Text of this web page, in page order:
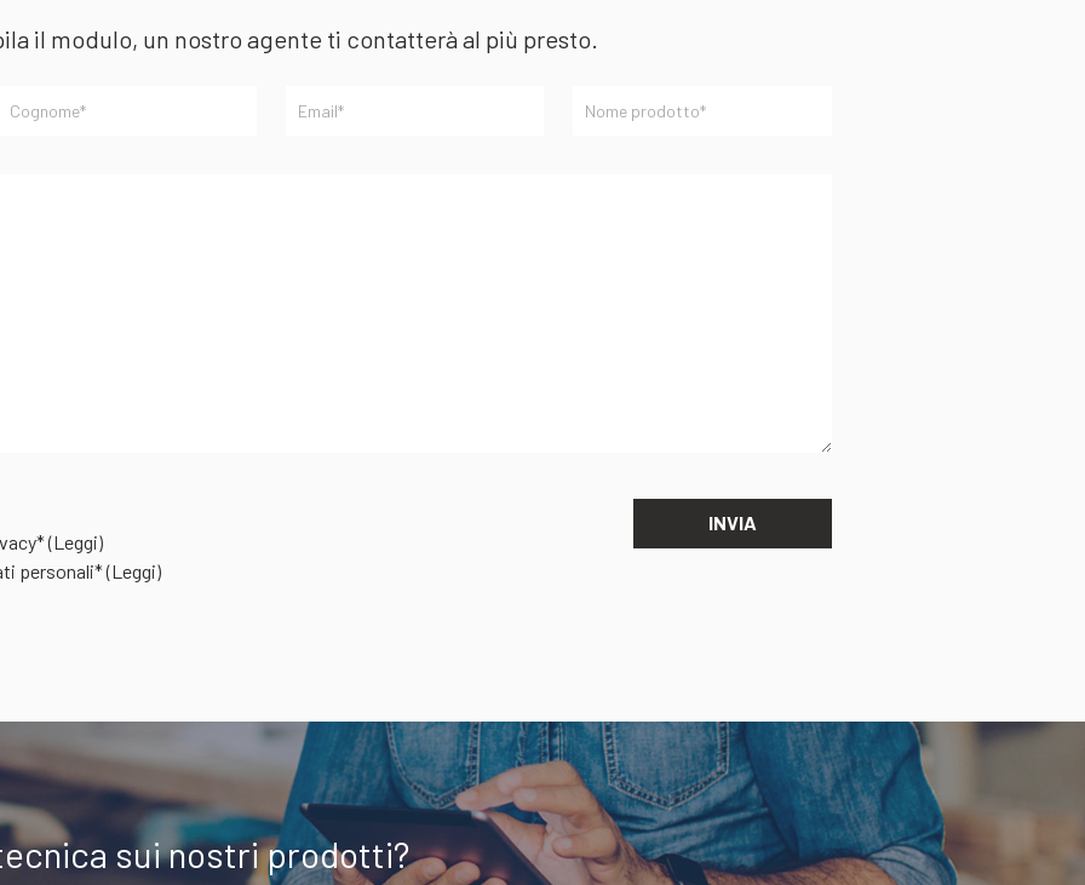
il modulo, un nostro agente ti contatterà al più presto.
(Leggi)
personali*(Leggi)
sui nostri prodotti?